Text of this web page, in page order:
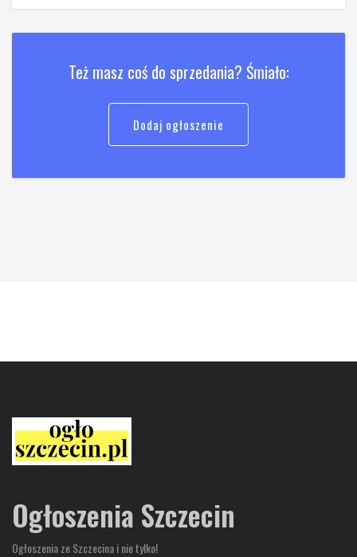
Też masz coś do sprzedania? Śmiało:
Dodaj ogłoszenie
Ogłoszenia Szczecin
Ogłoszenia ze Szczecina i nie tylko!